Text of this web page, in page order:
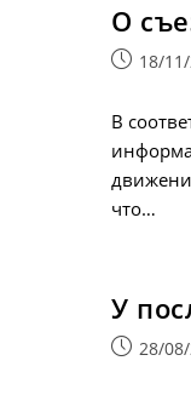
О
Запись
18/
В
что…
У
Запись
28/